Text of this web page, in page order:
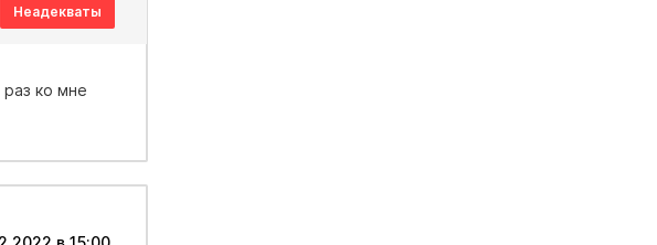
Неадекваты
ко мне